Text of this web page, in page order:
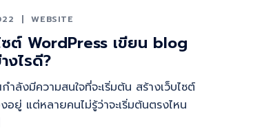
WEBSITE
ซต์ WordPress เขียน blog
งไรดี?
ลังมีความสนใจที่จะเริ่มต้น สร้างเว็บไซต์
อยู่ แต่หลายคนไม่รู้ว่าจะเริ่มต้นตรงไหน